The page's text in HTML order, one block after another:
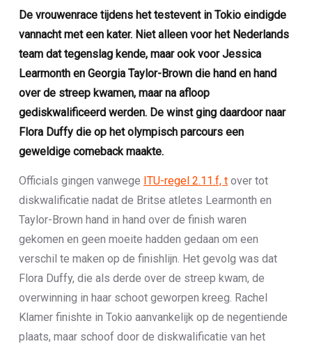
De vrouwenrace tijdens het testevent in Tokio eindigde
vannacht met een kater. Niet alleen voor het Nederlands
team dat tegenslag kende, maar ook voor Jessica
Learmonth en Georgia Taylor-Brown die hand en hand
over de streep kwamen, maar na afloop
gediskwalificeerd werden. De winst ging daardoor naar
Flora Duffy die op het olympisch parcours een
geweldige comeback maakte.
Officials gingen vanwege ITU-regel 2.11.f, tover tot
diskwalificatie nadat de Britse atletes Learmonth en
Taylor-Brown hand in hand over de finish waren
gekomen en geen moeite hadden gedaan om een
verschil te maken op de finishlijn. Het gevolg was dat
Flora Duffy, die als derde over de streep kwam, de
overwinning in haar schoot geworpen kreeg. Rachel
Klamer finishte in Tokio aanvankelijk op de negentiende
plaats, maar schoof door de diskwalificatie van het